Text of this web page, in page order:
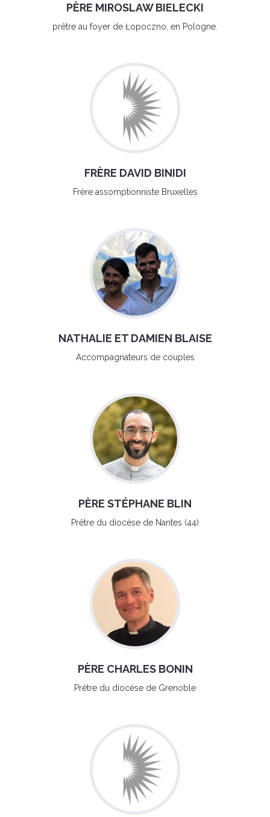
PÈRE MIROSLAW BIELECKI
prêtre au foyer de Łopoczno, en Pologne.
FRÈRE DAVID BINIDI
Frère assomptionniste Bruxelles
NATHALIE ET DAMIEN BLAISE
Accompagnateurs de couples
PÈRE STÉPHANE BLIN
Prêtre du diocèse de Nantes (44)
PÈRE CHARLES BONIN
Prêtre du diocèse de Grenoble